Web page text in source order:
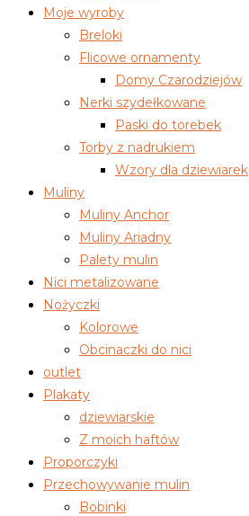
Moje wyroby
Breloki
Flicowe ornamenty
Domy Czarodziejów
Nerki szydełkowane
Paski do torebek
Torby z nadrukiem
Wzory dla dziewiarek
Muliny
Muliny Anchor
Muliny Ariadny
Palety mulin
Nici metalizowane
Nożyczki
Kolorowe
Obcinaczki do nici
outlet
Plakaty
dziewiarskie
Z moich haftów
Proporczyki
Przechowywanie mulin
Bobinki